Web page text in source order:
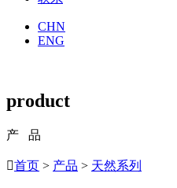
CHN
ENG
product
产 品
首页 > 产品 > 天然系列